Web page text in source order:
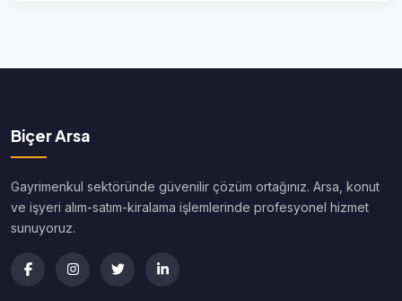
Biçer Arsa
Gayrimenkul sektöründe güvenilir çözüm ortağınız. Arsa, konut
ve işyeri alım-satım-kiralama işlemlerinde profesyonel hizmet
sunuyoruz.